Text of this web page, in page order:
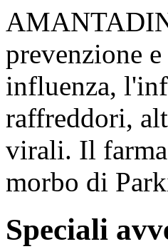
prevenzione
influenza,
raffreddori,
virali. Il
morbo di
Speciali